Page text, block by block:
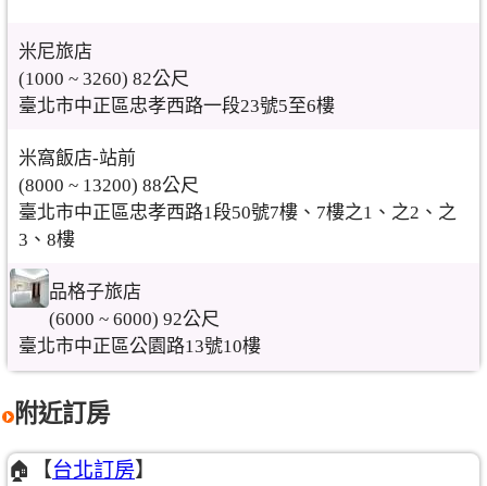
米尼旅店
(1000 ~ 3260) 82公尺
臺北市中正區忠孝西路一段23號5至6樓
米窩飯店-站前
(8000 ~ 13200) 88公尺
臺北市中正區忠孝西路1段50號7樓、7樓之1、之2、之
3、8樓
品格子旅店
(6000 ~ 6000) 92公尺
臺北市中正區公園路13號10樓
附近訂房
🏠【台北訂房】